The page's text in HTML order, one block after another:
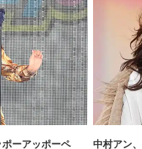
ーアッポーペ 中村アン